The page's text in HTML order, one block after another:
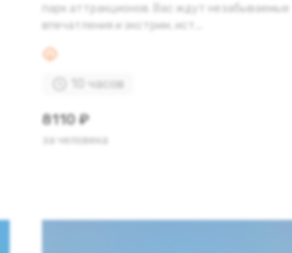
парк аттракционов. Вас ждут незабываемые
впечатления и экстрим, ист...
10 часов
8110 ₽
за человека